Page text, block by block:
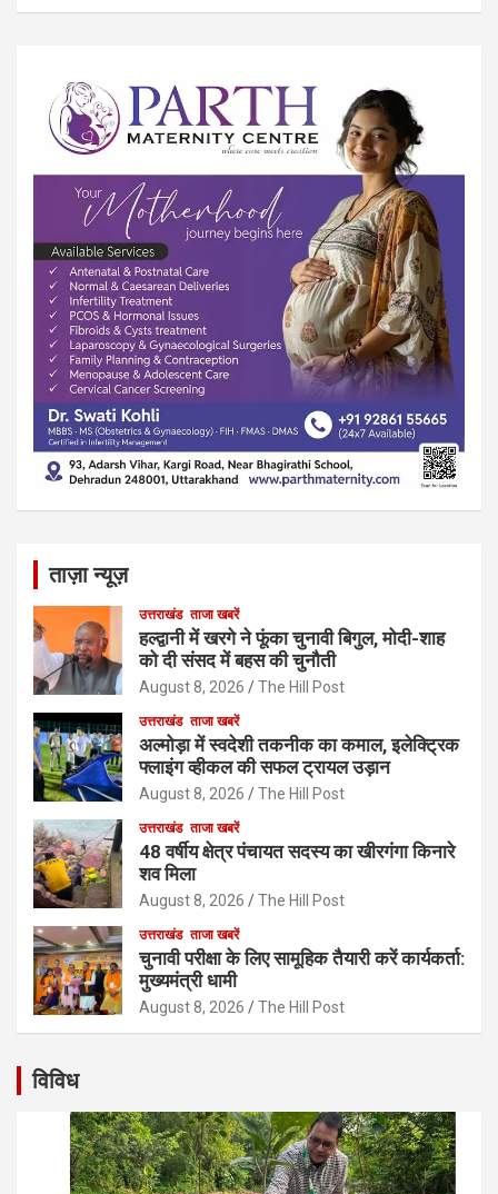
ताज़ा न्यूज़
उत्तराखंड ताजा खबरें
हल्द्वानी में खरगे ने फूंका चुनावी बिगुल, मोदी-शाह
को दी संसद में बहस की चुनौती
August 8, 2026 The Hill Post
उत्तराखंड ताजा खबरें
अल्मोड़ा में स्वदेशी तकनीक का कमाल, इलेक्ट्रिक
फ्लाइंग व्हीकल की सफल ट्रायल उड़ान
August 8, 2026 The Hill Post
उत्तराखंड ताजा खबरें
48 वर्षीय क्षेत्र पंचायत सदस्य का खीरगंगा किनारे
शव मिला
August 8, 2026 The Hill Post
उत्तराखंड ताजा खबरें
चुनावी परीक्षा के लिए सामूहिक तैयारी करें कार्यकर्ता:
मुख्यमंत्री धामी
August 8, 2026 The Hill Post
विविध